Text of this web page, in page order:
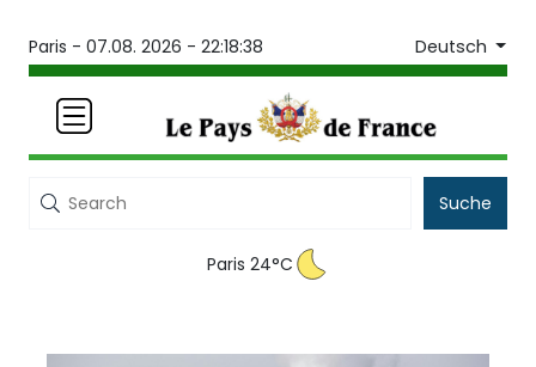
Paris - 07.08. 2026 - 22:18:38 Deutsch
Suche
Paris 24°C